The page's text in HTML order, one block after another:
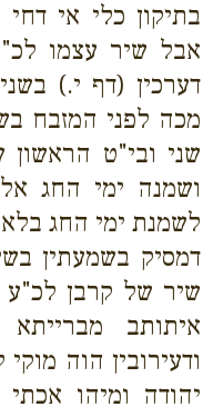
בתיקון כלי אי
אבל שיר עצמו
דערכין (דף י.)
מכה לפני המזבח
שני ובי"ט
ושמנה ימי החג
לשמנת ימי החג
דמסיק בשמעתין
שיר של קרבן לכ"ע
איתותב מברייתא
ודעירובין הוה
יהודה ומיהו